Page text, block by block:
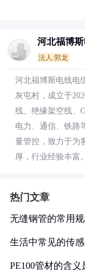
河北福博
法人:郭龙
河北福博斯电线电
灰屯村，成立于
线、绝缘架空线、
电力、通信、铁路
量管控，致力于为
厚，行业经验丰富。
热门文章
无缝钢管的常用
生活中常见的传
PE100管材的含义